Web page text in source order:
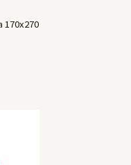
170x270